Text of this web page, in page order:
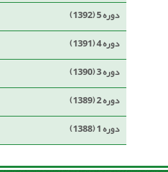
دوره 5 (1392)
دوره 4 (1391)
دوره 3 (1390)
دوره 2 (1389)
دوره 1 (1388)